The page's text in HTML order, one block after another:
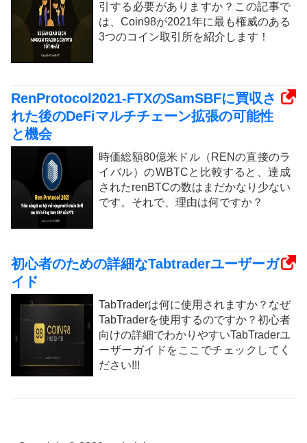
引する必要がありますか？この記事で
は、Coin98が2021年に最も権威のある
3つのコイン取引所を紹介します！
RenProtocol2021-FTXのSamSBFに買収さ
れた後のDeFiマルチチェーン拡張の可能性
と機会
時価総額80億米ドル（RENの直接のラ
イバル）のWBTCと比較すると、達成
されたrenBTCの数はまだかなり少ない
です。それで、理由は何ですか？
初心者のための詳細なTabtraderユーザーガ
イド
TabTraderは何に使用されますか？なぜ
TabTraderを使用するのですか？初心者
向けの詳細でわかりやすいTabTraderユ
ーザーガイドをここでチェックしてく
ださい!!!